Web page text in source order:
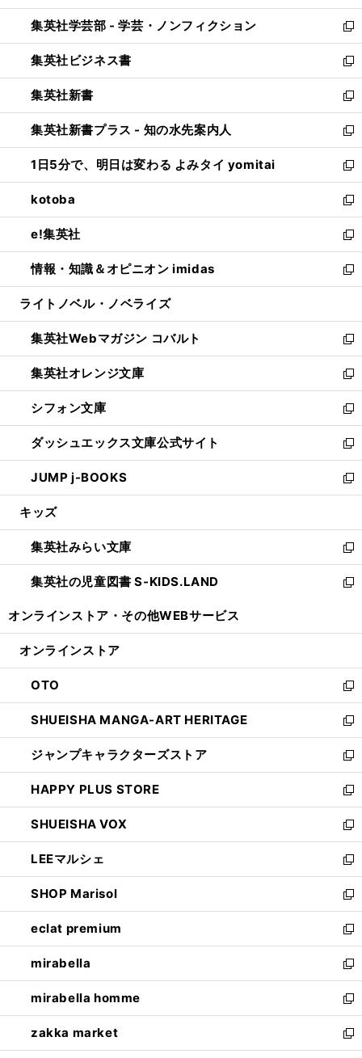
開
く
ウ
で
開
く
ン
ド
ウ
で
開
く
ウ
ィ
ン
ド
ウ
で
開
く
集英社学芸部 - 学芸・ノンフィクション
新
し
い
ウ
ィ
ン
ド
ウ
で
開
く
集英社ビジネス書
新
し
い
ウ
ィ
ン
ド
ウ
で
開
く
集英社新書
新
し
い
ウ
ィ
ン
ド
ウ
で
開
く
集英社新書プラス - 知の水先案内人
新
し
い
ウ
ィ
ン
ド
ウ
で
開
1日5分で、明日は変わる よみタイ yomitai
新
し
い
ウ
ィ
ン
ド
ウ
開
く
kotoba
新
し
い
ウ
ィ
ン
ウ
で
開
く
e!集英社
新
し
い
ウ
ン
ド
ウ
で
開
く
情報・知識＆オピニオン imidas
新
し
ウ
ィ
ン
ド
ウ
で
開
く
ライトノベル・ノベライズ
集英社Webマガジン コバルト
新
し
い
ウ
ィ
ン
ド
ウ
で
開
集英社オレンジ文庫
新
し
い
ウ
ィ
ン
ド
ウ
開
く
シフォン文庫
新
し
い
ウ
ィ
ン
ウ
で
開
く
ダッシュエックス文庫公式サイト
新
し
い
ウ
ン
ド
ウ
で
JUMP j-BOOKS
新
し
ウ
ィ
ン
ド
開
キッズ
集英社みらい文庫
新
し
い
ン
ウ
で
開
く
集英社の児童図書 S-KIDS.LAND
新
ウ
ン
ド
ウ
で
開
く
オンラインストア・ その他WEBサービス
オンラインストア
OTO
新
し
い
ウ
ィ
ン
ド
ウ
で
開
く
SHUEISHA MANGA-ART HERITAGE
新
し
い
ウ
ィ
ン
ド
ウ
で
開
く
ジャンプキャラクターズストア
新
し
い
ウ
ィ
ン
ド
ウ
で
開
く
HAPPY PLUS STORE
新
し
い
ウ
ィ
ン
ド
ウ
で
開
く
SHUEISHA VOX
新
し
い
ウ
ィ
ン
ド
ウ
で
開
く
LEEマルシェ
新
し
い
ウ
ィ
ン
ド
ウ
で
開
く
SHOP Marisol
新
し
い
ウ
ィ
ン
ド
ウ
で
開
eclat premium
新
し
い
ウ
ィ
ン
ド
ウ
mirabella
新
し
い
ウ
ィ
ン
mirabella homme
新
し
い
ウ
zakka market
新
し